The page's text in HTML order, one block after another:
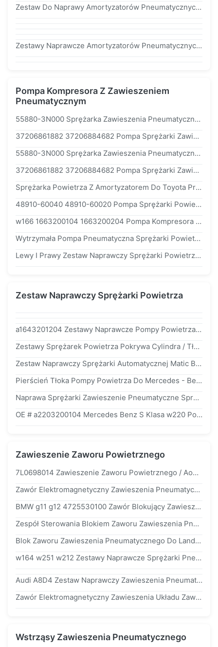
Zestaw Do Naprawy Amortyzatorów Pneumatycznych Z Dolnym Napędem Gumowym Do Naprawy Zawieszenia Mercedesa w166 Z Przodu a1663206766
Zestawy Naprawcze Amortyzatorów Pneumatycznych Airmatic Mocowanie Amortyzatora Przedniego Górnego Do Mercedes Benz w164 OE # a1643206013
Pompa Kompresora Z Zawieszeniem
Pneumatycznym
55880-3N000 Sprężarka Zawieszenia Pneumatycznego Do Pompy Balonowej Hyundai Equus Genesis Centennial
37206861882 37206884682 Pompa Sprężarki Zawieszenia Pneumatycznego Do BMW g11 g12
55880-3N000 Sprężarka Zawieszenia Pneumatycznego Do Pompki Balonowej Hyundai Equus Genesis Centennial
37206861882 37206884682 Pompa Sprężarki Zawieszenia Pneumatycznego Do BMW g11 g12
Sprężarka Powietrza Z Amortyzatorem Do Toyota Prado Land Cruiser Z Doniczką 48910-60040 48910-60020
48910-60040 48910-60020 Pompa Sprężarki Powietrza Do Amortyzatora Toyota Prado Land Cruiser Bez Garnka
w166 1663200104 1663200204 Pompa Kompresora Z Zawieszeniem Pneumatycznym / Części Do Zawieszenia Pneumatycznego Mercedes Benz
Wytrzymała Pompa Pneumatyczna Sprężarki Powietrznej a1643201204 a1643200304 Dla AMK Mercedes - Benz w164
Lewy I Prawy Zestaw Naprawczy Sprężarki Powietrza Dla Audi a8 d3 4e OE # 4E0616005H 4E0616005F
Zestaw Naprawczy Sprężarki Powietrza
a1643201204 Zestawy Naprawcze Pompy Powietrza Do Sprężarki Z Wypełnieniem Gazowym Kompresor Z Tworzywa Sztucznego Do Mercedesa w164 x164
Zestawy Sprężarek Powietrza Pokrywa Cylindra / Tłoczysko a2213200704 a1643201204 Dla Mercedes Benz w221
Zestaw Naprawczy Sprężarki Automatycznej Matic Benz w220 w221 w164 Vlave Elektromagnetyczny a2203200104 a2113200304
Pierścień Tłoka Pompy Powietrza Do Mercedes - Benz w220 BMW f02 AUD q7 a2203200104 / 37206789450 / 4L0698007
Naprawa Sprężarki Zawieszenie Pneumatyczne Sprężarki Pneumatycznej Mercedes Benz Klasy S Naprawa Naprawa OE # a2203200104
OE # a2203200104 Mercedes Benz S Klasa w220 Pompa Powietrza Pokrywa Cylindra Zawieszenie Pneumatyczne Sprężarka Naprawa Naprawy
Zawieszenie Zaworu Powietrznego
7L0698014 Zawieszenie Zaworu Powietrznego / Aodi q7 Volkswagen Touareg Zawór Amortyzujący
Zawór Elektromagnetyczny Zawieszenia Pneumatycznego Do Sprężarki Powietrza Land Rover l405 lr070246
BMW g11 g12 4725530100 Zawór Blokujący Zawieszenie Pneumatyczne
Zespół Sterowania Blokiem Zaworu Zawieszenia Pneumatycznego Do Land Rover Sport lr3 lr4 Discovery rvh500070
Blok Zaworu Zawieszenia Pneumatycznego Do Land Rover Discovery 3 lr3 lr4 rvh500060 I rvh500070
w164 w251 w212 Zestawy Naprawcze Sprężarki Pneumatycznej / Bloku Elektromagnetycznego Zaworu Powietrza
Audi A8D4 Zestaw Naprawczy Zawieszenia Pneumatycznego Sprężarki Bloku 4H0616005C
Zawór Elektromagnetyczny Zawieszenia Układu Zawieszenia Dla Land Rover Range Rover
Wstrząsy Zawieszenia Pneumatycznego